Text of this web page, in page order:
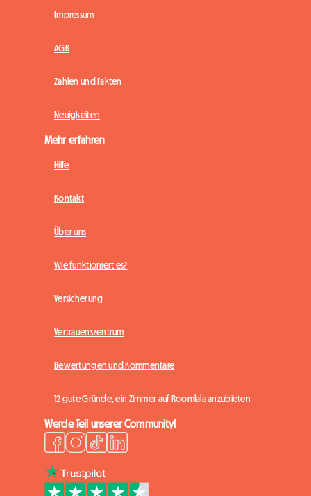
Impressum
AGB
Zahlen und Fakten
Neuigkeiten
Mehr erfahren
Hilfe
Kontakt
Über uns
Wie funktioniert es?
Versicherung
Vertrauenszentrum
Bewertungen und Kommentare
12 gute Gründe, ein Zimmer auf Roomlala anzubieten
Werde Teil unserer Community!